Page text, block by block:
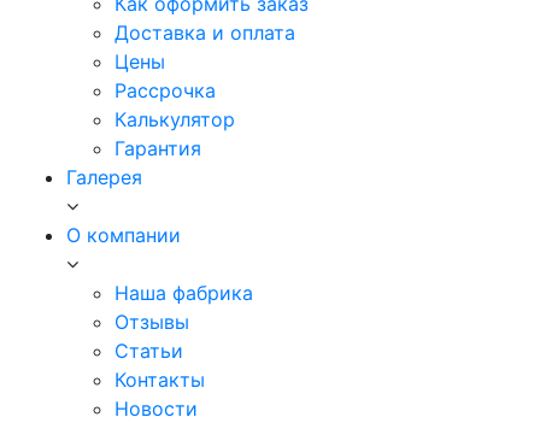
Доставка и оплата
Цены
Рассрочка
Калькулятор
Гарантия
Галерея
О компании
Наша фабрика
Отзывы
Статьи
Контакты
Новости